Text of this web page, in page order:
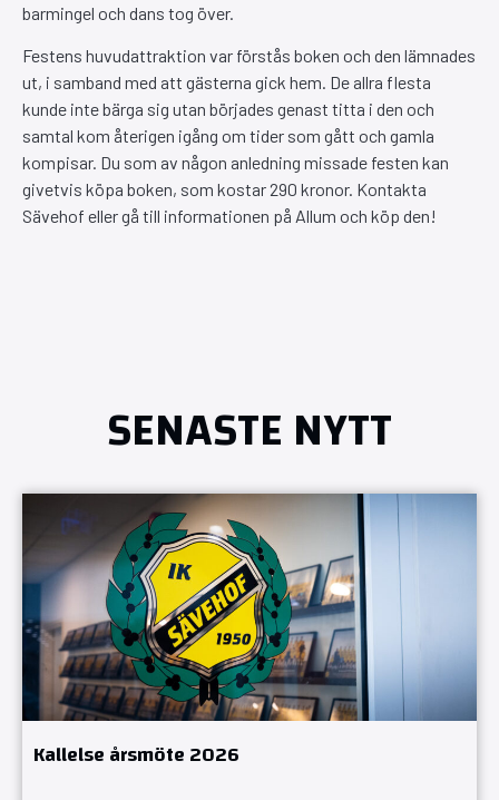
barmingel och dans tog över.
Festens huvudattraktion var förstås boken och den lämnades
ut, i samband med att gästerna gick hem. De allra flesta
kunde inte bärga sig utan börjades genast titta i den och
samtal kom återigen igång om tider som gått och gamla
kompisar. Du som av någon anledning missade festen kan
givetvis köpa boken, som kostar 290 kronor. Kontakta
Sävehof eller gå till informationen på Allum och köp den!
SENASTE NYTT
Kallelse årsmöte 2026